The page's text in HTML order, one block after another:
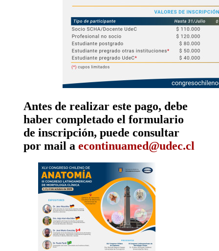
Antes de realizar este pago, debe
haber completado el formulario
de inscripción, puede consultar
por mail a econtinuamed@udec.cl